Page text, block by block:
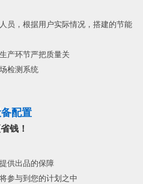
员，根据用户实际情况，搭建的节能
产环节严把质量关
检测系统
配置
钱！
供出品的保障
参与到您的计划之中